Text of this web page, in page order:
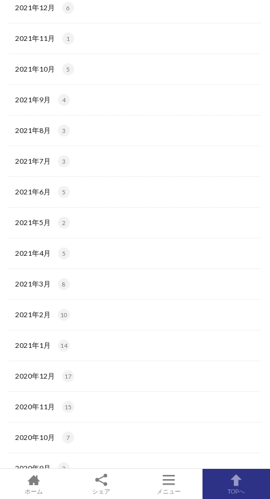
2021年12月 6
2021年11月 1
2021年10月 5
2021年9月 4
2021年8月 3
2021年7月 3
2021年6月 5
2021年5月 2
2021年4月 5
2021年3月 8
2021年2月 10
2021年1月 14
2020年12月 17
2020年11月 15
2020年10月 7
2020年9月 2
ホーム シェア メニュー TOPへ